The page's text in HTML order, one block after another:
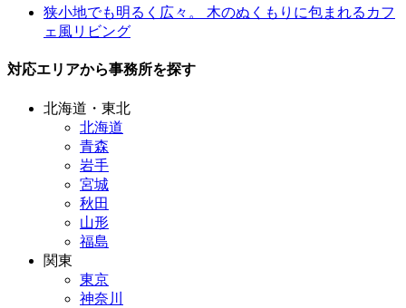
狭小地でも明るく広々。 木のぬくもりに包まれるカフ
ェ風リビング
対応エリアから事務所を探す
北海道・東北
北海道
青森
岩手
宮城
秋田
山形
福島
関東
東京
神奈川